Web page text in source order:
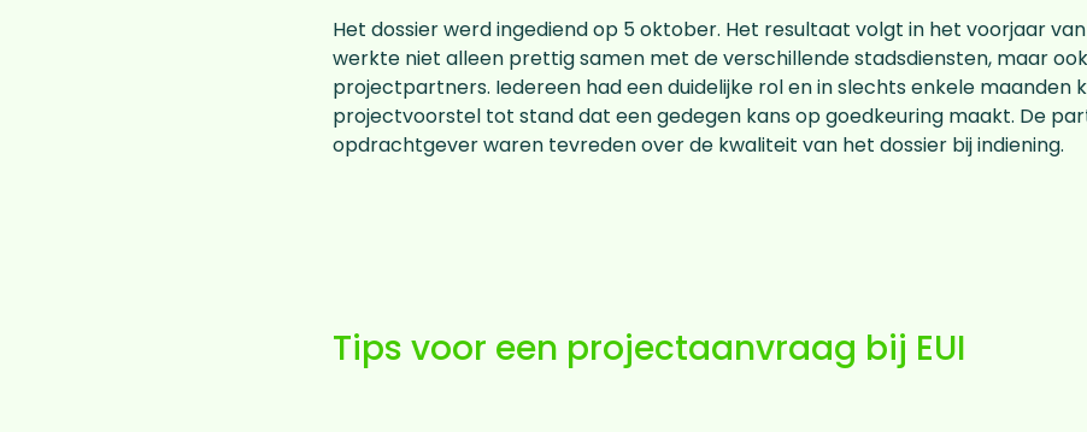
Het dossier werd ingediend op 5 oktober. Het resultaat volgt in het voorjaar van
werkte niet alleen prettig samen met de verschillende stadsdiensten, maar
projectpartners. Iedereen had een duidelijke rol en in slechts enkele maanden
projectvoorstel tot stand dat een gedegen kans op goedkeuring maakt. De
opdrachtgever waren tevreden over de kwaliteit van het dossier bij indiening.
Tips voor een projectaanvraag bij EUI